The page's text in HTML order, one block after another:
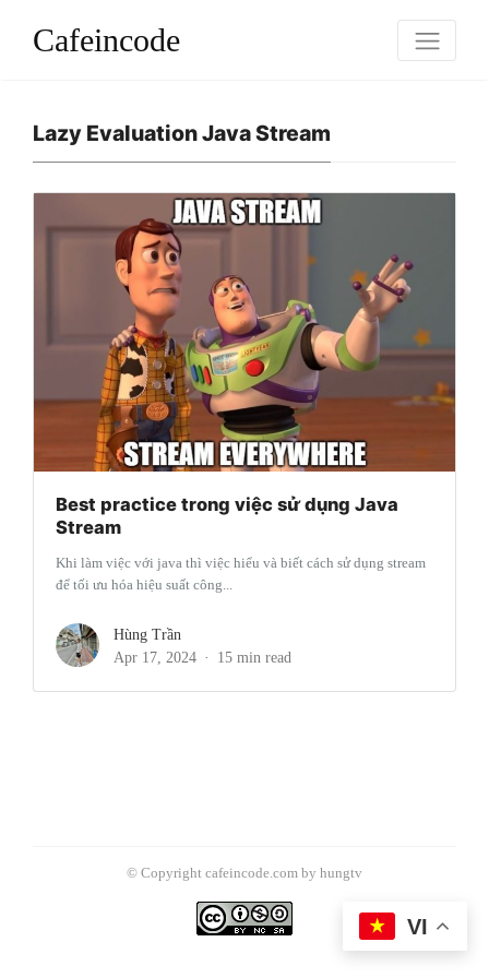
Cafeincode
Lazy Evaluation Java Stream
Best practice trong việc sử dụng Java
Stream
Khi làm việc với java thì việc hiểu và biết cách sử dụng stream
để tối ưu hóa hiệu suất công...
Hùng Trần
Apr 17, 2024
15 min read
© Copyright cafeincode.com by hungtv
VI